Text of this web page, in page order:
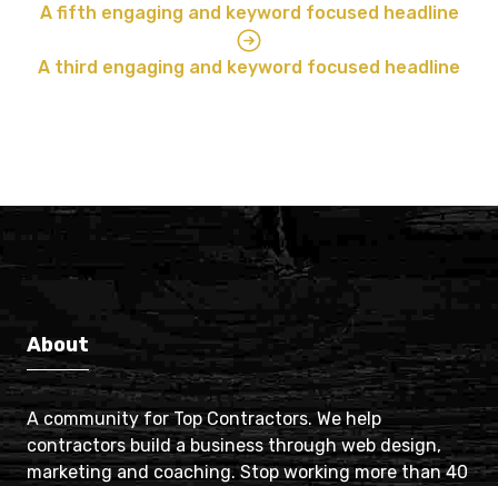
A fifth engaging and keyword focused headline
A third engaging and keyword focused headline
About
A community for Top Contractors. We help
contractors build a business through web design,
marketing and coaching. Stop working more than 40